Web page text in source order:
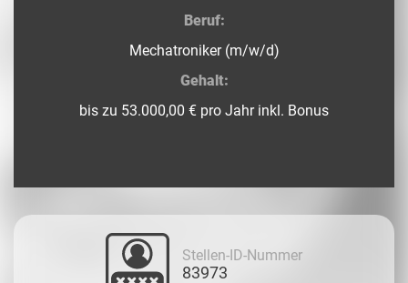
Beruf:
Mechatroniker (m/w/d)
Gehalt:
bis zu 53.000,00 € pro Jahr inkl. Bonus
Stellen-ID-Nummer
83973